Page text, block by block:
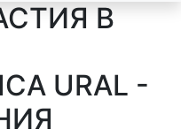
В
URAL -